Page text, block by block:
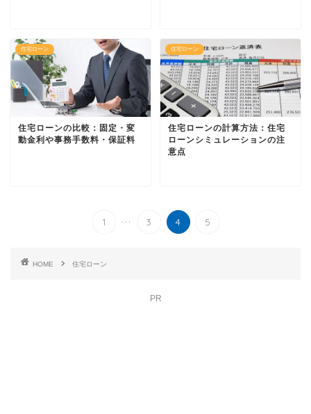
住宅ローン
住宅ローンの比較：固定・変
動金利や事務手数料・保証料
住宅ローン
住宅ローンの計算方法：住宅
ローンシミュレーションの注
意点
1 ... 3 4 5
HOME 住宅ローン
PR